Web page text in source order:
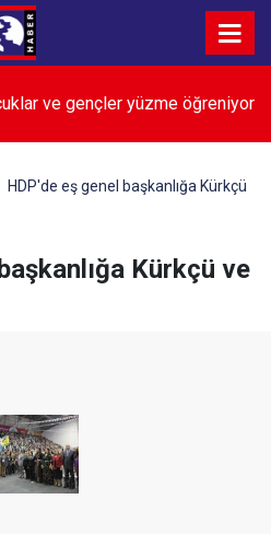
ve gençler yüzme öğreniyor
HDP'de eş genel başkanlığa Kürkçü
Kürkçü ve